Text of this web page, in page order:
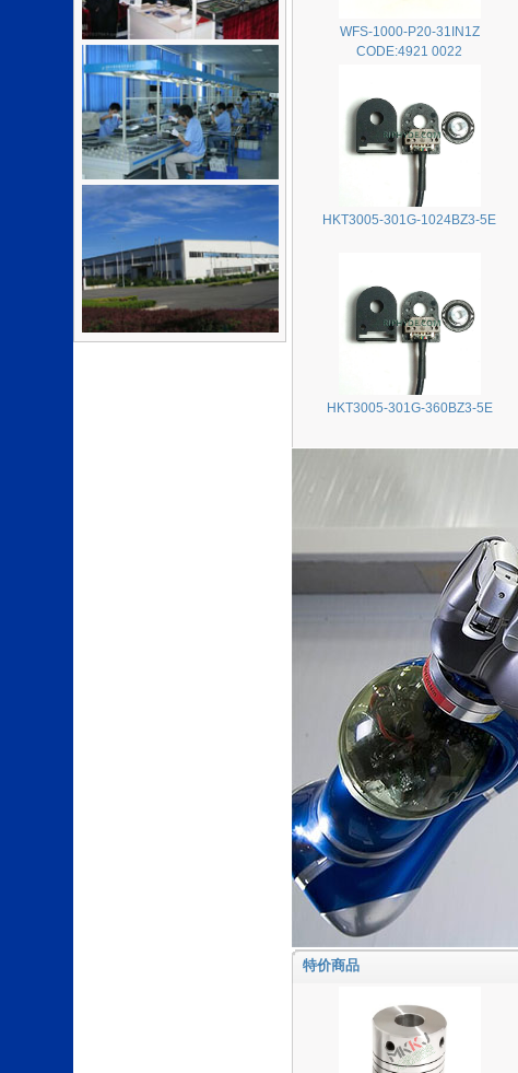
WFS-1000-P20-31IN1Z
CODE:4921 0022
HKT3005-301G-1024BZ3-5E
HKT3005-301G-360BZ3-5E
特价商品